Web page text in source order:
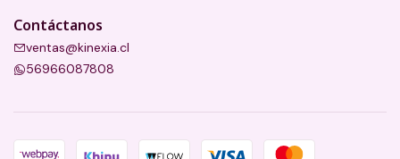
Contáctanos
ventas@kinexia.cl
56966087808